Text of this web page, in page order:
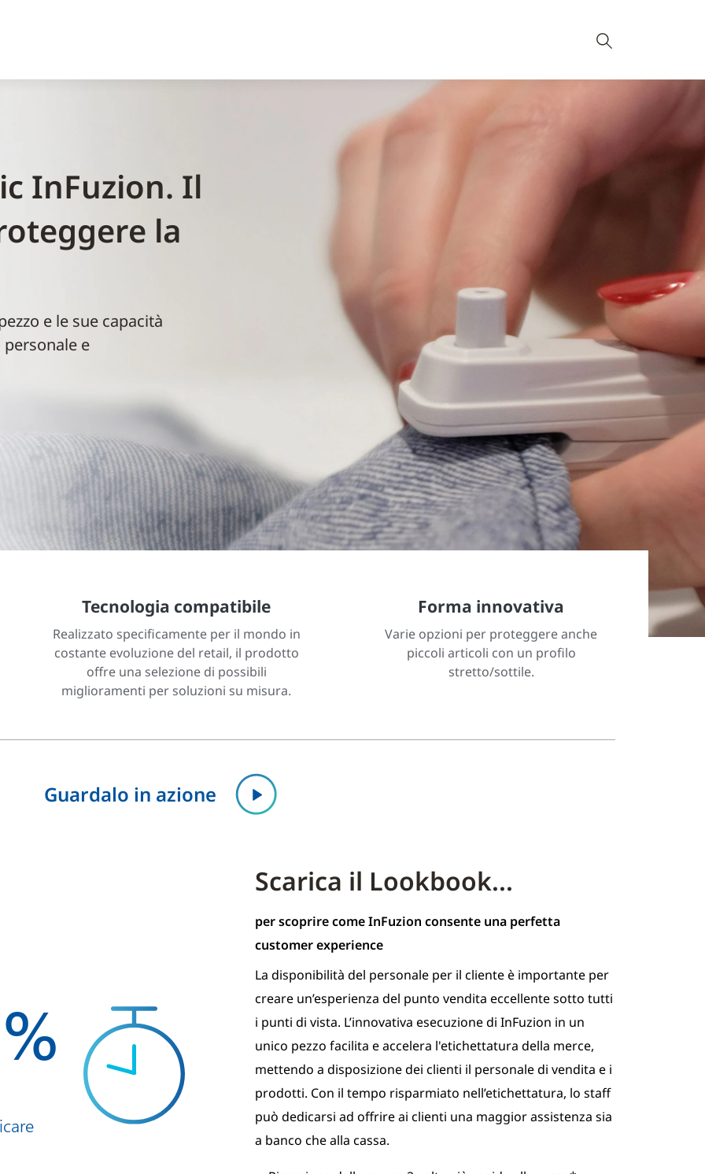
InFuzion. Il
la
e le sue capacità
e
Tecnologia compatibile
Realizzato specificamente per il mondo in
costante evoluzione del retail, il prodotto
offre una selezione di possibili
miglioramenti per soluzioni su misura.
Forma innovativa
Varie opzioni per proteggere anche
piccoli articoli con un profilo
stretto/sottile.
Guardalo in azione
%
Scarica il Lookbook...
per scoprire come InFuzion consente una perfetta
customer experience
La disponibilità del personale per il cliente è importante per
creare un’esperienza del punto vendita eccellente sotto tutti
i punti di vista. L’innovativa esecuzione di InFuzion in un
unico pezzo facilita e accelera l'etichettatura della merce,
mettendo a disposizione dei clienti il personale di vendita e i
prodotti. Con il tempo risparmiato nell’etichettatura, lo staff
può dedicarsi ad offrire ai clienti una maggior assistenza sia
a banco che alla cassa.